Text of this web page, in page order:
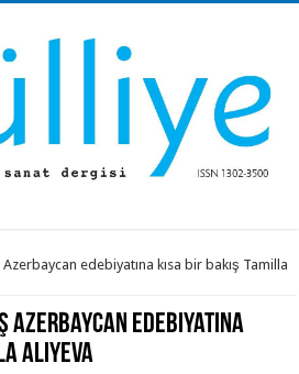
edebiyatına kısa bir bakış Tamilla
Azerbaycan edebiyatına
Aliyeva